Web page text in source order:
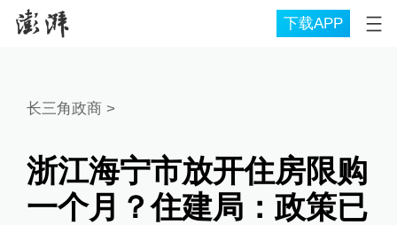
下载APP
长三角政商 >
浙江海宁市放开住房限购
一个月？住建局：政策已